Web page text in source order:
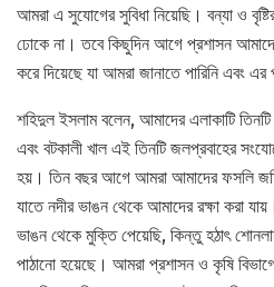
আমরা এ সুযোগের সুবিধা নিয়েছি। বন্যা ও
ঢোকে না। তবে কিছুদিন আগে প্রশাসন আমাদের
করে দিয়েছে যা আমরা জানাতে পারিনি এবং এর
শহিদুল ইসলাম বলেন, আমাদের এলাকাটি
এবং বটকালী খাল এই তিনটি জলপ্রবাহের
হয়। তিন বছর আগে আমরা আমাদের ফসলি
যাতে নদীর ভাঙন থেকে আমাদের রক্ষা করা
ভাঙন থেকে মুক্তি পেয়েছি, কিন্তু হঠাৎ
পাঠানো হয়েছে। আমরা প্রশাসন ও কৃষি